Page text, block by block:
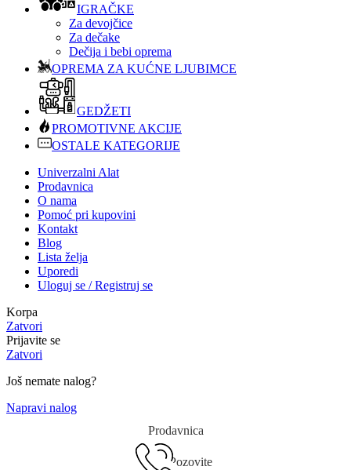
IGRAČKE
Za devojčice
Za dečake
Dečija i bebi oprema
OPREMA ZA KUĆNE LJUBIMCE
GEDŽETI
PROMOTIVNE AKCIJE
OSTALE KATEGORIJE
Univerzalni Alat
Prodavnica
O nama
Pomoć pri kupovini
Kontakt
Blog
Lista želja
Uporedi
Uloguj se / Registruj se
Korpa
Zatvori
Prijavite se
Zatvori
Još nemate nalog?
Napravi nalog
Prodavnica
Pozovite